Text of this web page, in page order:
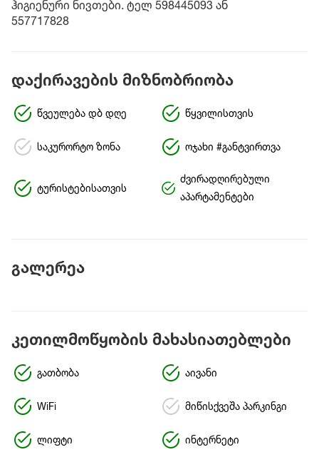
ჰიგიენური ნივთები. ტელ 598445093 ან
557717828
დაქირავების მიზნობრიობა
წვეულება დბ დღე წყვილისთვის
საკურორტო ზონა ოჯახი #განტვირთვა
ტურისტებისათვის
ძვირადღირებული
აპარტამენტები
გალერეა
კეთილმოწყობის მახასიათებლები
გათბობა აივანი
WiFi მიწისქვეშა პარკინგი
ლიფტი ინტერნეტი